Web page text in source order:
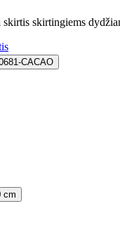
skirtingiems
CACAO
cm